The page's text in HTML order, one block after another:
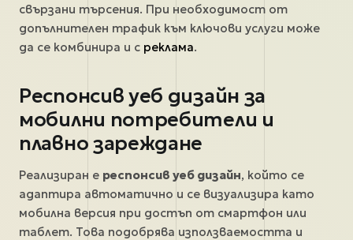
свързани търсения. При необходимост от
допълнителен трафик към ключови услуги може
да се комбинира и с реклама.
Респонсив уеб дизайн за
мобилни потребители и
плавно зареждане
Реализиран е респонсив уеб дизайн, който се
адаптира автоматично и се визуализира като
мобилна версия при достъп от смартфон или
таблет. Това подобрява използваемостта и